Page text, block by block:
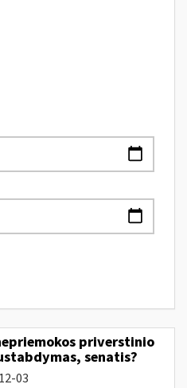
priverstinio
senatis?
03